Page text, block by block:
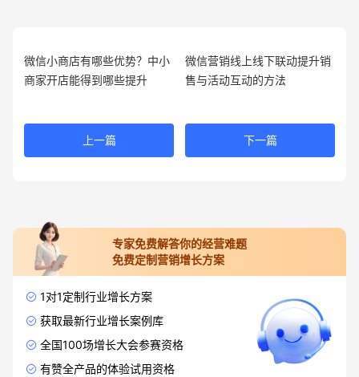
微信小商店有哪些优势？中小
商家开店能得到哪些提升
上一篇
微信营销线上线下联动提升销
售与活动互动的方法
下一篇
专家免费解答你的经营难题
免费定制营销增长方案
1对1定制行业增长方案
获取最新行业增长案例库
全国100场增长大会参赛资格
有赞全产品的体验试用资格